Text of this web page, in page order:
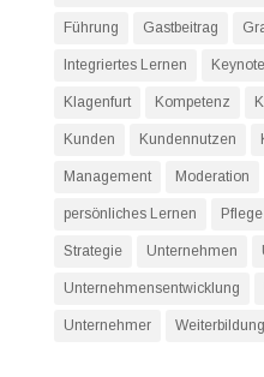
Führung Gastbeitrag
Integriertes Lernen Keynote
Klagenfurt Kompetenz
Kunden Kundennutzen
Management Moderation
persönliches Lernen Pflege
Strategie Unternehmen
Unternehmensentwicklung
Unternehmer Weiterbildung